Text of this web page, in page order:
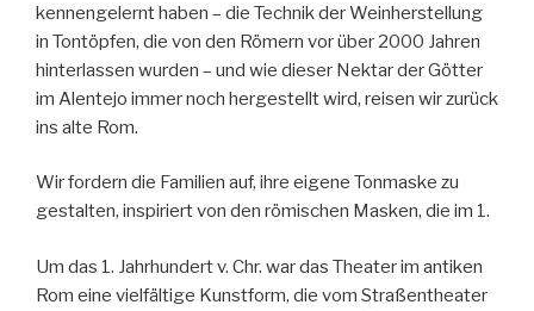
kennengelernt haben – die Technik der Weinherstellung
in Tontöpfen, die von den Römern vor über 2000 Jahren
hinterlassen wurden – und wie dieser Nektar der Götter
im Alentejo immer noch hergestellt wird, reisen wir zurück
ins alte Rom.
Wir fordern die Familien auf, ihre eigene Tonmaske zu
gestalten, inspiriert von den römischen Masken, die im 1.
Um das 1. Jahrhundert v. Chr. war das Theater im antiken
Rom eine vielfältige Kunstform, die vom Straßentheater